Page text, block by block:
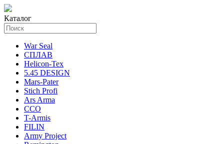
Каталог
War Seal
СПЛАВ
Helicon-Tex
5.45 DESIGN
Mars-Pater
Stich Profi
Ars Arma
ССО
T-Armis
FILIN
Army Project